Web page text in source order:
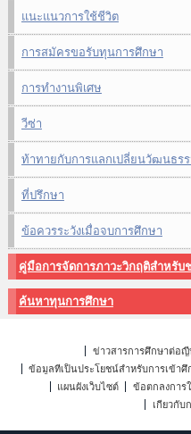
แนะแนวการใช้ชีวิต
การสมัครขอรับทุนการศึกษา
การทำงานพิเศษ
วีซ่า
ท้าทายกับการแลกเปลี่ยนวัฒนธร
ที่ปรึกษา
ข้อควรระวังเมื่อจบการศึกษา
คู่มือการจัดการภาวะวิกฤติสำหรับ
ค้นหาทุนการศึกษา
ข่าวสารการศึกษาต่อ
ข้อมูลที่เป็นประโยชน์สำหรับการเข้าศึ
แผนผังเว็บไซต์
ข้อตกลงการ
เกี่ยวกับ